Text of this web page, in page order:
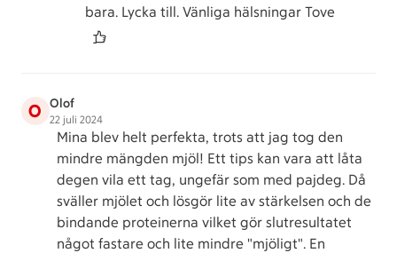
bara. Lycka till. Vänliga hälsningar Tove
O Olof
22 juli 2024
Mina blev helt perfekta, trots att jag tog den
mindre mängden mjöl! Ett tips kan vara att låta
degen vila ett tag, ungefär som med pajdeg. Då
sväller mjölet och lösgör lite av stärkelsen och de
bindande proteinerna vilket gör slutresultatet
något fastare och lite mindre "mjöligt". En